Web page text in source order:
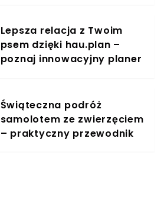
Lepsza relacja z Twoim
psem dzięki hau.plan –
poznaj innowacyjny planer
Świąteczna podróż
samolotem ze zwierzęciem
– praktyczny przewodnik